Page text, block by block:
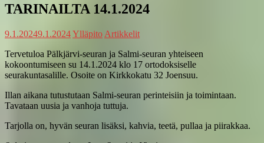
TARINAILTA 14.1.2024
9.1.20249.1.2024Ylläpito Artikkelit
Tervetuloa Pälkjärvi-seuran ja Salmi-seuran yhteiseen
kokoontumiseen su 14.1.2024 klo 17 ortodoksiselle
seurakuntasalille. Osoite on Kirkkokatu 32 Joensuu.
Illan aikana tutustutaan Salmi-seuran perinteisiin ja toimintaan.
Tavataan uusia ja vanhoja tuttuja.
Tarjolla on, hyvän seuran lisäksi, kahvia, teetä, pullaa ja piirakkaa.